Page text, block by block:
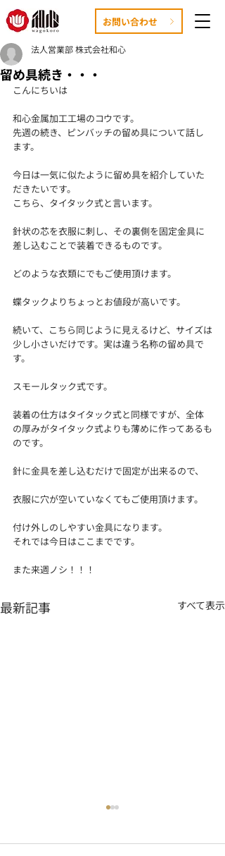
お問い合わせ
留め具続き・・・
法人営業部 株式会社和心
こんにちいは
和心金属加工工場のコウです。
先週の続き、ピンバッチの留め具について話し
ます。
今日は一気に似たように留め具を紹介していた
だきたいです。
こちら、タイタック式と言います。
針状の芯を衣服に刺し、その裏側を固定金具に
差し込むことで装着できるものです。
どのような衣類にでもご使用頂けます。
蝶タックよりちょっとお値段が高いです。
続いて、こちら同じように見えるけど、サイズは
少し小さいだけです。実は違う名称の留め具で
す。
スモールタック式です。
装着の仕方はタイタック式と同様ですが、全体
の厚みがタイタック式よりも薄めに作ってあるも
のです。
針に金具を差し込むだけで固定が出来るので、
衣服に穴が空いていなくてもご使用頂けます。
付け外しのしやすい金具になります。
それでは今日はここまでです。
また来週ノシ！！！
最新記事 すべて表示